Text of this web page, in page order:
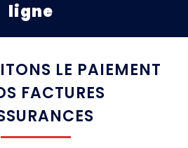
ligne
LE PAIEMENT
FACTURES